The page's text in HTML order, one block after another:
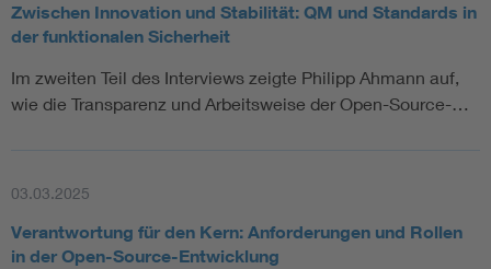
Zwischen Innovation und Stabilität: QM und Standards in
der funktionalen Sicherheit
Im zweiten Teil des Interviews zeigte Philipp Ahmann auf,
wie die Transparenz und Arbeitsweise der Open-Source-…
03.03.2025
Verantwortung für den Kern: Anforderungen und Rollen
in der Open-Source-Entwicklung